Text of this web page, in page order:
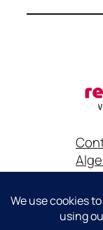
Het is niet
toestemming